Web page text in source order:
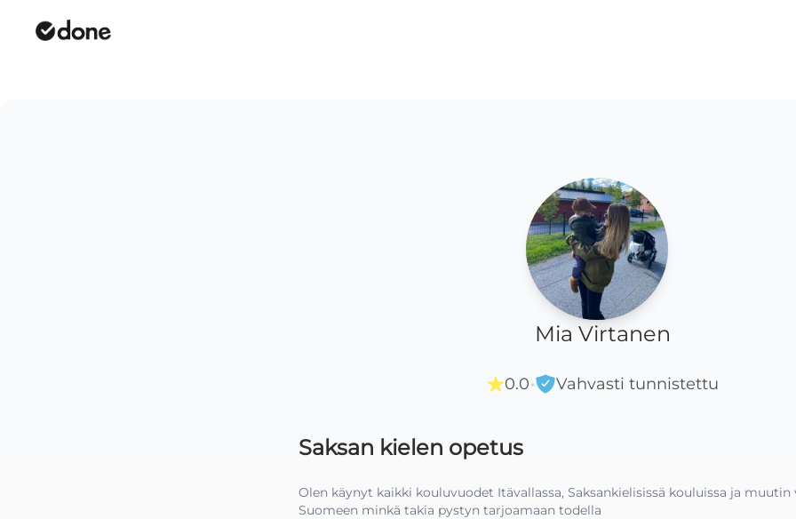
Mia Virtanen
0.0· Vahvasti tunnistettu
Saksan kielen opetus
Olen käynyt kaikki kouluvuodet Itävallassa, Saksankielisissä kouluissa ja muutin
Suomeen minkä takia pystyn tarjoamaan todella